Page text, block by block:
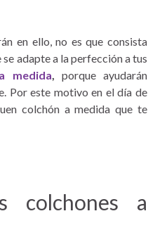
en ello, no es que consista
adapte a la perfección a tus
medida, porque ayudarán
Por este motivo en el día de
colchón a medida que te
colchones a